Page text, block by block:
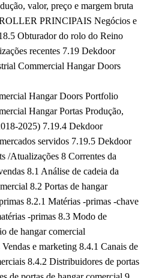
valor, preço e margem bruta
PRINCIPAIS Negócios e
Obturador do rolo do Reino
recentes 7.19 Dekdoor
Commercial Hangar Doors
Hangar Doors Portfolio
Hangar Portas Produção,
2025) 7.19.4 Dekdoor
servidos 7.19.5 Dekdoor
/Atualizações 8 Correntes da
8.1 Análise de cadeia da
8.2 Portas de hangar
8.2.1 Matérias -primas -chave
-primas 8.3 Modo de
de hangar comercial
e marketing 8.4.1 Canais de
8.4.2 Distribuidores de portas